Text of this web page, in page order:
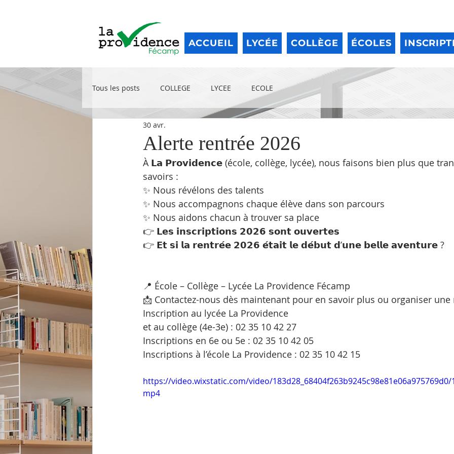
ACCUEIL LYCÉE COLLÈGE ÉCOLES
Tous les posts COLLEGE LYCEE ECOLE
Alerte rentrée 2026
30 avr.
À 𝗟𝗮 𝗣𝗿𝗼𝘃𝗶𝗱𝗲𝗻𝗰𝗲 (école, collège, lycée), nous faisons bien plus que
savoirs :
✨ Nous révélons des talents
✨ Nous accompagnons chaque élève dans son parcours
✨ Nous aidons chacun à trouver sa place
👉 𝗟𝗲𝘀 𝗶𝗻𝘀𝗰𝗿𝗶𝗽𝘁𝗶𝗼𝗻𝘀 𝟮𝟬𝟮𝟲 𝘀𝗼𝗻𝘁 𝗼𝘂𝘃𝗲𝗿𝘁𝗲𝘀
👉 𝗘𝘁 𝘀𝗶 𝗹𝗮 𝗿𝗲𝗻𝘁𝗿𝗲́𝗲 𝟮𝟬𝟮𝟲 𝗲́𝘁𝗮𝗶𝘁 𝗹𝗲 𝗱𝗲́𝗯𝘂𝘁 𝗱’𝘂𝗻𝗲 𝗯𝗲𝗹𝗹𝗲 𝗮𝘃𝗲𝗻𝘁𝘂𝗿𝗲 ?
📍 École – Collège – Lycée La Providence Fécamp
📩 Contactez-nous dès maintenant pour en savoir plus ou organiser
Inscription au lycée La Providence
et au collège (4e-3e) : 02 35 10 42 27
Inscriptions en 6e ou 5e : 02 35 10 42 05
Inscriptions à l’école La Providence : 02 35 10 42 15
https://video.wixstatic.com/video/
mp4